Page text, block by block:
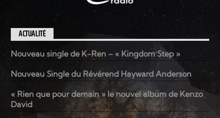
Elyon Live
Elyon Kids
ACTUALITÉ
Nouveau single de K-Ren – « Kingdom Step »
Nouveau Single du Révérend Hayward Anderson
« Rien que pour demain » le nouvel album de Kenzo
David